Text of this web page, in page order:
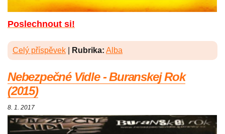
Poslechnout si!
Celý příspěvek Rubrika: Alba
Nebezpečné Vidle - Buranskej Rok
(2015)
8. 1. 2017